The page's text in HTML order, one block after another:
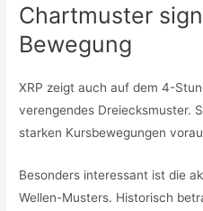
Chartmuster
Bewegung
XRP zeigt auch auf dem 4-
verengendes Dreiecksmuster.
starken Kursbewegungen
Besonders interessant ist die
Wellen-Musters. Historisch